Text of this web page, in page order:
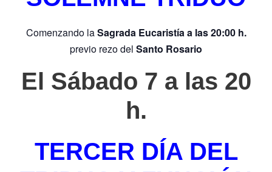
Comenzando laSagrada Eucaristía a las 20:00 h.
previo rezo del Santo Rosario
El Sábado 7 a las 20
h.
TERCER DÍA DEL